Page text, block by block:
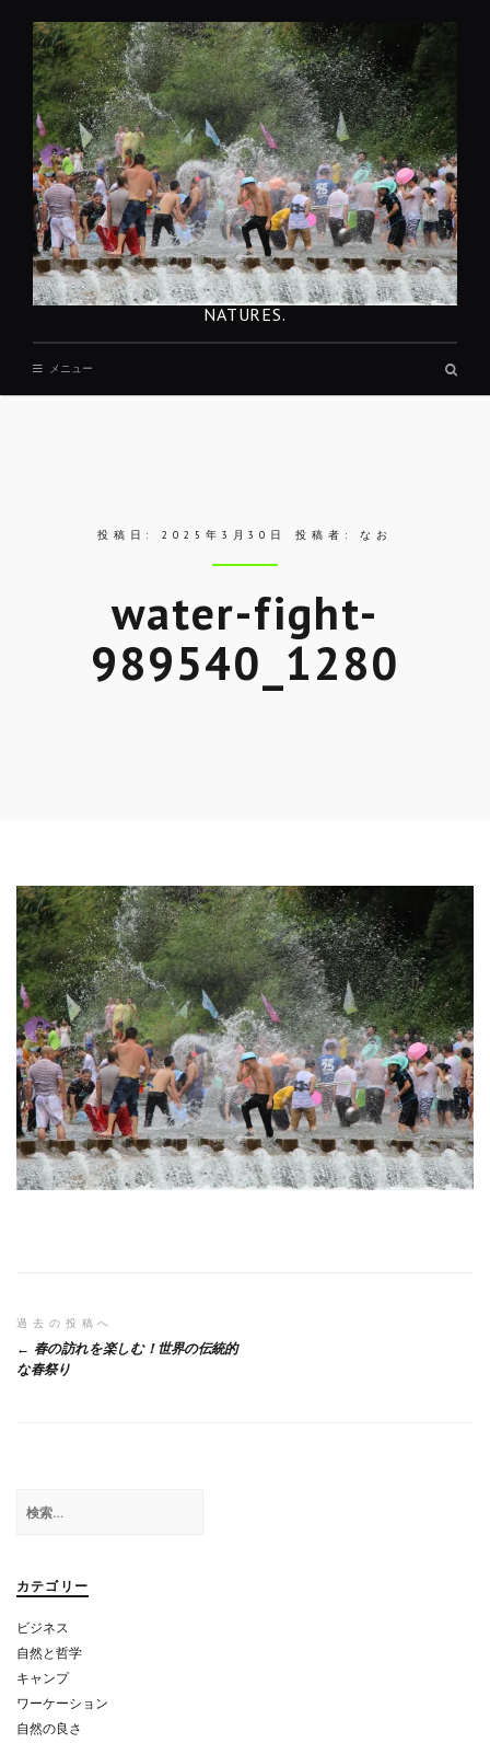
NATURES.
メニュー
投稿日:2025年3月30日 投稿者:なお
water-fight-
989540_1280
投
稿
ー
ョ
ン
過去の投稿へ
春の訪れを楽しむ！世界の伝統的
な春祭り
索:
カテゴリー
ビジネス
自然と哲学
キャンプ
ワーケーション
自然の良さ